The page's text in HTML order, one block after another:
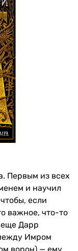
Первым из всех
и научил
если
важное, что-то
еще Дарр
Имром
ворон) — ему